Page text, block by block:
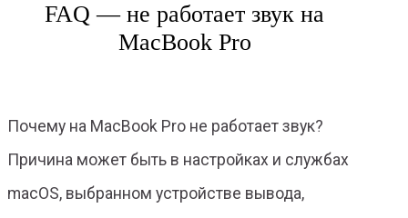
FAQ — не работает звук на
MacBook Pro
Почему на MacBook Pro не работает звук?
Причина может быть в настройках и службах
macOS, выбранном устройстве вывода,